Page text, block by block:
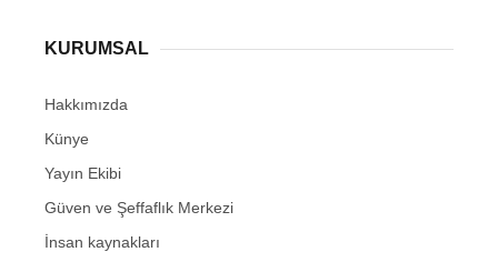
KURUMSAL
Hakkımızda
Künye
Yayın Ekibi
Güven ve Şeffaflık Merkezi
İnsan kaynakları